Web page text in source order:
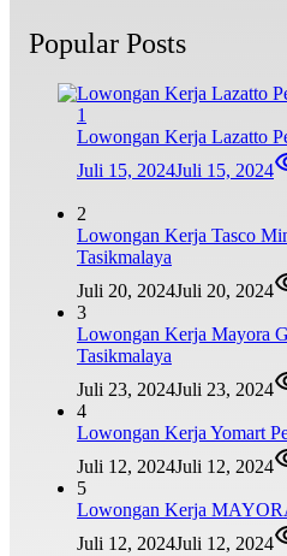
Popular Posts
1
Lowongan Kerja Lazatto
Juli 15, 2024Juli 15, 2024
2
Lowongan Kerja Tasco
Tasikmalaya
Juli 20, 2024Juli 20, 2024
3
Lowongan Kerja Mayora
Tasikmalaya
Juli 23, 2024Juli 23, 2024
4
Lowongan Kerja Yomart
Juli 12, 2024Juli 12, 2024
5
Lowongan Kerja
Juli 12, 2024Juli 12, 2024